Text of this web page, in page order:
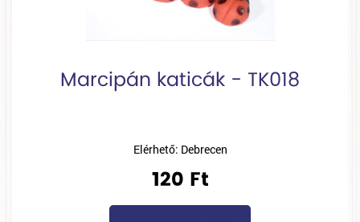
Marcipán katicák - TK018
Elérhető: Debrecen
120 Ft